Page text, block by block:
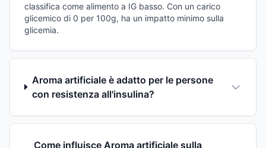
classifica come alimento a IG basso. Con un carico
glicemico di 0 per 100g, ha un impatto minimo sulla
glicemia.
Aroma artificiale è adatto per le persone
con resistenza all'insulina?
Come influisce Aroma artificiale sulla